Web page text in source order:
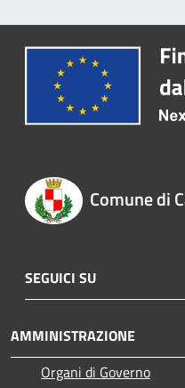
Comune di
SEGUICI SU
AMMINISTRAZIONE
Organi di Governo